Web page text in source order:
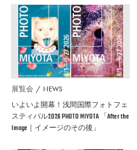
展覧会 NEWS
いよいよ開幕！浅間国際フォトフェ
スティバル2026 PHOTO MIYOTA 「After the
Image｜イメージのその後」